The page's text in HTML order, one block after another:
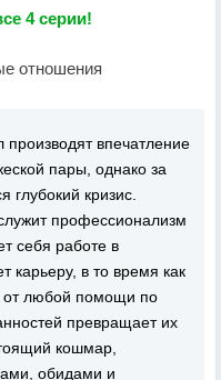
4 серии!
отношения
впечатление
пары, однако за
глубокий кризис.
профессионализм
себя работе в
карьеру, в то время как
от любой помощи по
превращает их
кошмар,
обидами и